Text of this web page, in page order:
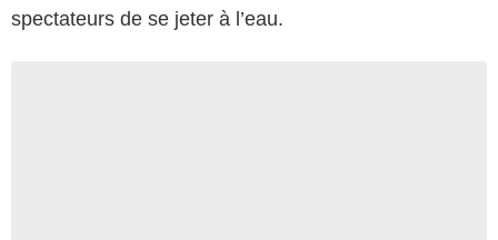
spectateurs de se jeter à l’eau.